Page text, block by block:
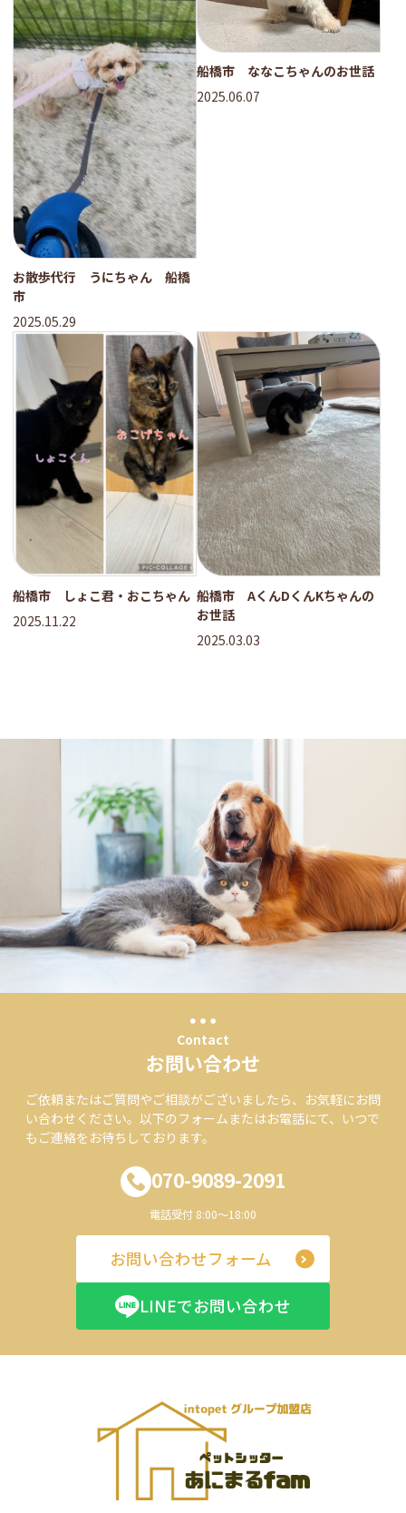
お散歩代行 うにちゃん 船橋
市
2025.05.29
船橋市 ななこちゃんのお世話
2025.06.07
船橋市 しょこ君・おこちゃん
2025.11.22
船橋市 AくんDくんKちゃんの
お世話
2025.03.03
Contact
お問い合わせ
ご依頼またはご質問やご相談がございましたら、お気軽にお問
い合わせください。以下のフォームまたはお電話にて、いつで
もご連絡をお待ちしております。
070-9089-2091
電話受付 8:00～18:00
お問い合わせフォーム
LINEでお問い合わせ